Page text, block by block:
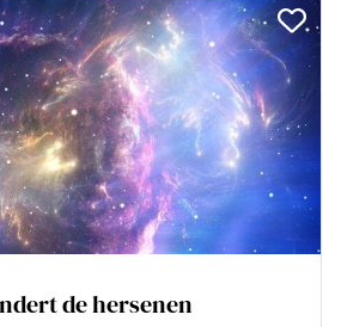
de hersenen